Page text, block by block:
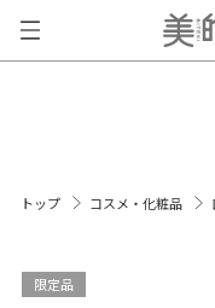
トップ コスメ・化粧品
限定品